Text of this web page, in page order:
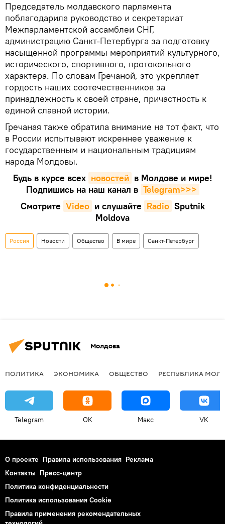
Председатель молдавского парламента
поблагодарила руководство и секретариат
Межпарламентской ассамблеи СНГ,
администрацию Санкт-Петербурга за подготовку
насыщенной программы мероприятий культурного,
исторического, спортивного, протокольного
характера. По словам Гречаной, это укрепляет
гордость наших соотечественников за
принадлежность к своей стране, причастность к
единой славной истории.
Гречаная также обратила внимание на тот факт, что
в России испытывают искреннее уважение к
государственным и национальным традициям
народа Молдовы.
Будь в курсе всех новостей в Молдове и мире!
Подпишись на наш канал в Telegram>>>
Смотрите Video и слушайте Radio Sputnik
Moldova
Россия Новости Общество В мире Санкт-Петербург
Молдова
ПОЛИТИКА ЭКОНОМИКА ОБЩЕСТВО РЕСПУБЛИКА
Telegram OK Макс VK
О проекте Правила использования Реклама
Контакты Пресс-центр
Политика конфиденциальности
Политика использования Cookie
Правила применения рекомендательных